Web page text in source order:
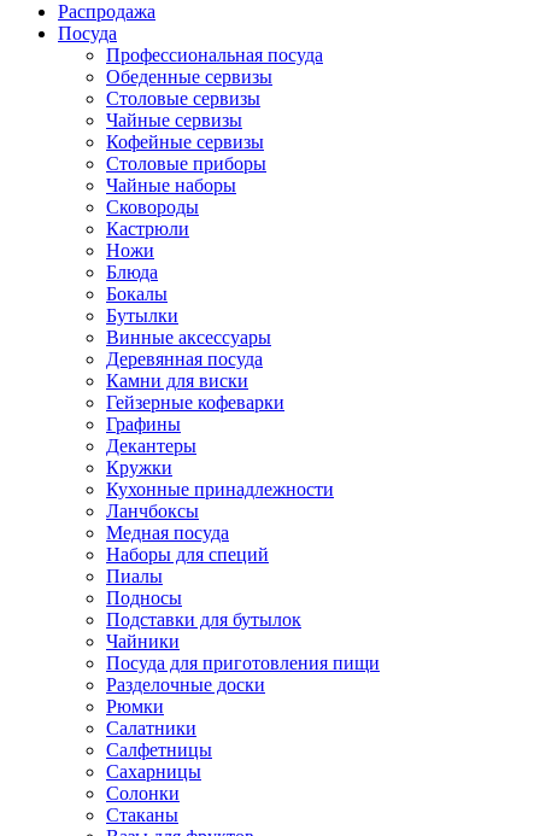
Распродажа
Посуда
Профессиональная посуда
Обеденные сервизы
Столовые сервизы
Чайные сервизы
Кофейные сервизы
Столовые приборы
Чайные наборы
Сковороды
Кастрюли
Ножи
Блюда
Бокалы
Бутылки
Винные аксессуары
Деревянная посуда
Камни для виски
Гейзерные кофеварки
Графины
Декантеры
Кружки
Кухонные принадлежности
Ланчбоксы
Медная посуда
Наборы для специй
Пиалы
Подносы
Подставки для бутылок
Чайники
Посуда для приготовления пищи
Разделочные доски
Рюмки
Салатники
Салфетницы
Сахарницы
Солонки
Стаканы